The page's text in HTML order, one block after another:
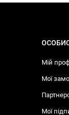
Мій
Мої
Мої